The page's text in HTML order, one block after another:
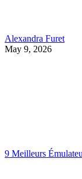
Alexandra Furet
May 9, 2026
9 Meilleurs